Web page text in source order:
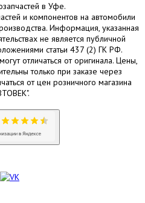
в Уфе.
и компонентов на автомобили
Информация, указанная
не является публичной
статьи 437 (2) ГК РФ.
отличаться от оригинала. Цены,
только при заказе через
от цен розничного магазина